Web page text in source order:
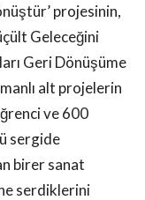
projesinin,
Geleceğini
Geri Dönüşüme
alt projelerin
ve 600
sergide
birer sanat
serdiklerini